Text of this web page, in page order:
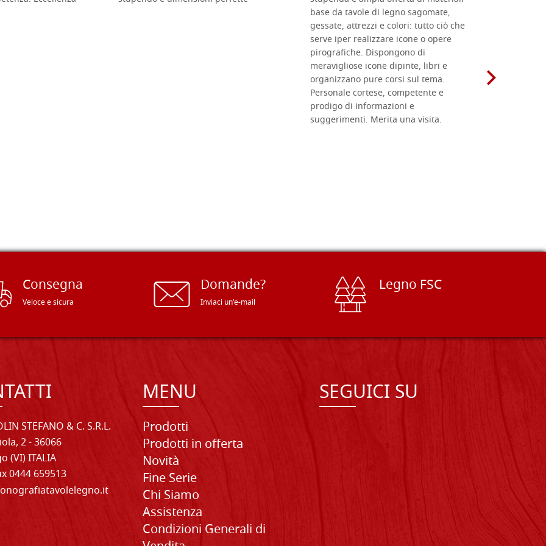
base da tavole di legno sagomate,
gessate, attrezzi e colori: tutto ciò che
serve iper realizzare icone o opere
pirografiche. Dispongono di
meravigliose icone dipinte, libri e
organizzano pure corsi sul tema.
Personale cortese, competente e
prodigo di informazioni e
suggerimenti. Merita una visita.
Consegna
Veloce e sicura
Domande?
Inviaci un'e-mail
Legno FSC
STEFANO & C. S.R.L.
2 - 36066
(VI) ITALIA
0444 659513
MENU
Prodotti
Prodotti in offerta
Novità
Fine Serie
Chi Siamo
Assistenza
Condizioni Generali di
SEGUICI SU